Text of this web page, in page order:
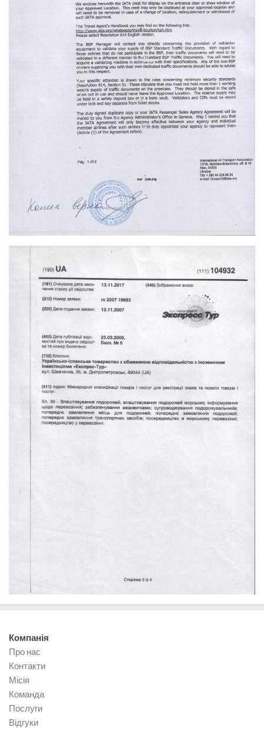
Компанія
Про нас
Контакти
Місія
Команда
Послуги
Відгуки